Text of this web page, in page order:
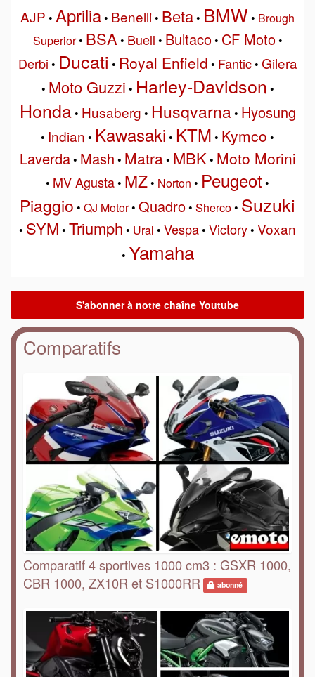
AJP • Aprilia• Benelli• Beta• BMW • Brough
Superior• BSA• Buell • Bultaco• CF Moto•
Derbi • Ducati • Royal Enfield • Fantic• Gilera
• Moto Guzzi • Harley-Davidson •
Honda• Husaberg • Husqvarna• Hyosung
• Indian • Kawasaki • KTM • Kymco •
Laverda• Mash • Matra• MBK• Moto Morini
• MV Agusta• MZ• Norton • Peugeot •
Piaggio • QJ Motor• Quadro• Sherco• Suzuki
• SYM • Triumph • Ural • Vespa• Victory• Voxan
• Yamaha
Comparatifs
Comparatif 4 sportives 1000 cm3 : GSXR 1000,
CBR 1000, ZX10R et S1000RR
abonné